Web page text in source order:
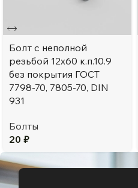
Болт с неполной
резьбой 12х60 к.п.10.9
без покрытия ГОСТ
7798-70, 7805-70, DIN
931
Болты
20 ₽